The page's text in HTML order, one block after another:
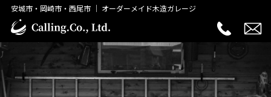
安城市・岡崎市・西尾市 ｜ オーダーメイド木造ガレージ